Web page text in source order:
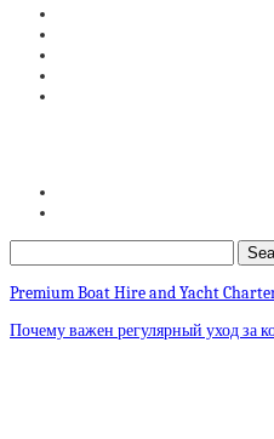
Premium Boat Hire and Yacht
Почему важен регулярный уход за